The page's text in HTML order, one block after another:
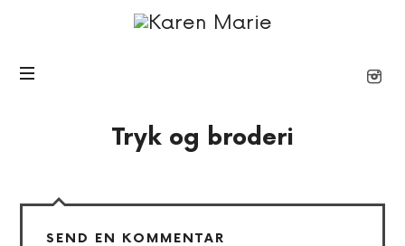
Karen
Tryk og broderi
SEND EN KOMMENTAR